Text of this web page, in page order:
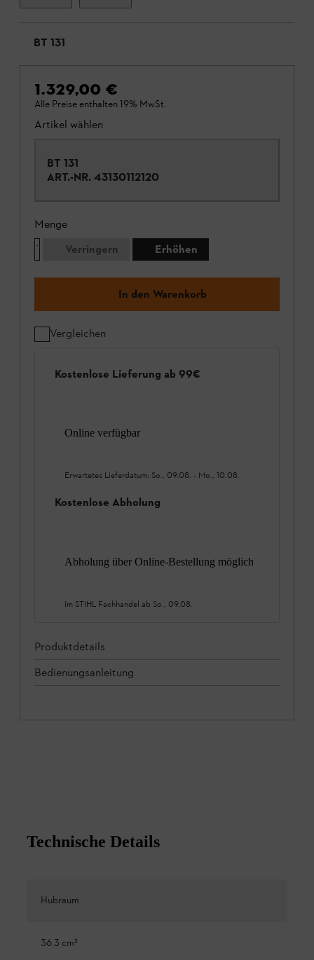
BT 131
1.329,00 €
Alle Preise enthalten 19% MwSt.
Artikel wählen
BT 131
ART.-NR. 43130112120
Menge
Verringern
Erhöhen
In den Warenkorb
Vergleichen
Kostenlose Lieferung ab 99€
Online verfügbar
Erwartetes Lieferdatum: So., 09.08. - Mo., 10.08.
Kostenlose Abholung
Abholung über Online-Bestellung möglich
Im STIHL Fachhandel ab So., 09.08.
Produktdetails
Bedienungsanleitung
Technische Details
Hubraum
36.3 cm³